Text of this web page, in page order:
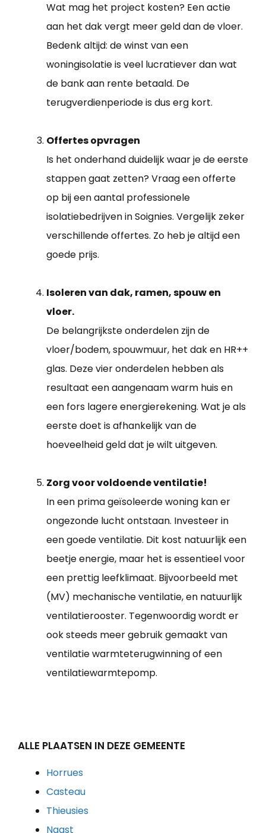
Wat mag het project kosten? Een actie
aan het dak vergt meer geld dan de vloer.
Bedenk altijd: de winst van een
woningisolatie is veel lucratiever dan wat
de bank aan rente betaald. De
terugverdienperiode is dus erg kort.
Offertes opvragen
Is het onderhand duidelijk waar je de eerste
stappen gaat zetten? Vraag een offerte
op bij een aantal professionele
isolatiebedrijven in Soignies. Vergelijk zeker
verschillende offertes. Zo heb je altijd een
goede prijs.
Isoleren van dak, ramen, spouw en
vloer.
De belangrijkste onderdelen zijn de
vloer/bodem, spouwmuur, het dak en HR++
glas. Deze vier onderdelen hebben als
resultaat een aangenaam warm huis en
een fors lagere energierekening. Wat je als
eerste doet is afhankelijk van de
hoeveelheid geld dat je wilt uitgeven.
Zorg voor voldoende ventilatie!
In een prima geïsoleerde woning kan er
ongezonde lucht ontstaan. Investeer in
een goede ventilatie. Dit kost natuurlijk een
beetje energie, maar het is essentieel voor
een prettig leefklimaat. Bijvoorbeeld met
(MV) mechanische ventilatie, en natuurlijk
ventilatierooster. Tegenwoordig wordt er
ook steeds meer gebruik gemaakt van
ventilatie warmteterugwinning of een
ventilatiewarmtepomp.
ALLE PLAATSEN IN DEZE GEMEENTE
Horrues
Casteau
Thieusies
Naast